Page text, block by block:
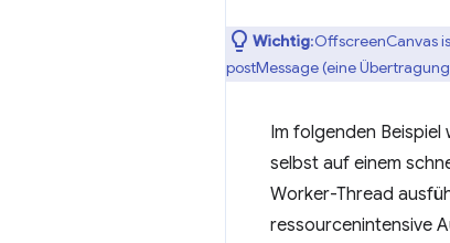
Wichtig:OffscreenCanvas
postMessage (eine
Im folgenden
selbst auf einem
Worker-Thread
ressourcenintensive